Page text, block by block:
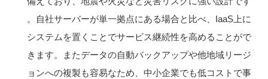
。自社サーバーが単一拠点にある場合と比べ、IaaS上に
システムを置くことでサービス継続性を高めることがで
きます。またデータの自動バックアップや他地域リージ
ョンへの複製も容易なため、中小企業でも低コストで事